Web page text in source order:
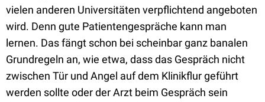
vielen anderen Universitäten verpflichtend angeboten
wird. Denn gute Patientengespräche kann man
lernen. Das fängt schon bei scheinbar ganz banalen
Grundregeln an, wie etwa, dass das Gespräch nicht
zwischen Tür und Angel auf dem Klinikflur geführt
werden sollte oder der Arzt beim Gespräch sein